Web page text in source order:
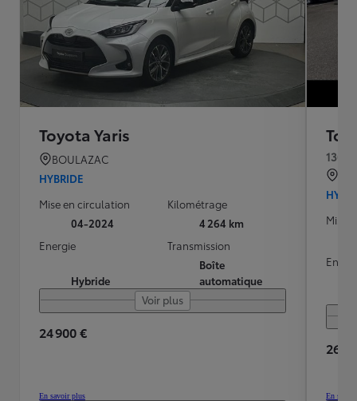
Toyota Yaris
BOULAZAC
HYBRIDE
Mise en circulation
04-2024
Kilométrage
4 264 km
Energie
Hybride
Transmission
Boîte
automatique
Voir plus
24 900 €
En savoir plus
130h
Mise
26
En